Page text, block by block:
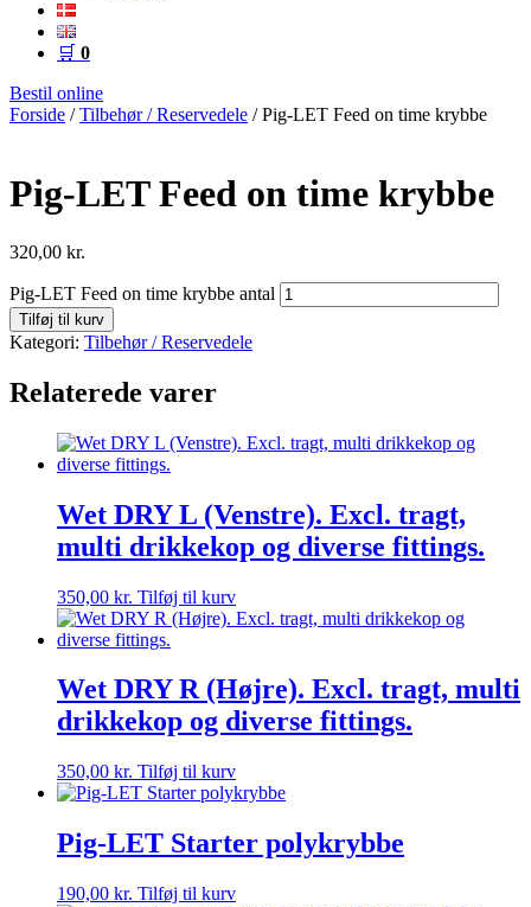
🛒 0
Bestil online
Forside /Tilbehør / Reservedele / Pig-LET Feed on time krybbe
Pig-LET Feed on time krybbe
320,00 kr.
Pig-LET Feed on time krybbe antal
Tilføj til kurv
Kategori: Tilbehør / Reservedele
Relaterede varer
Wet DRY L (Venstre). Excl. tragt,
multi drikkekop og diverse fittings.
350,00 kr. Tilføj til kurv
Wet DRY R (Højre). Excl. tragt, multi
drikkekop og diverse fittings.
350,00 kr. Tilføj til kurv
Pig-LET Starter polykrybbe
190,00 kr. Tilføj til kurv